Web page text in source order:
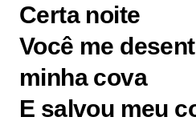
Certa noite
Você me
minha cova
E salvou meu